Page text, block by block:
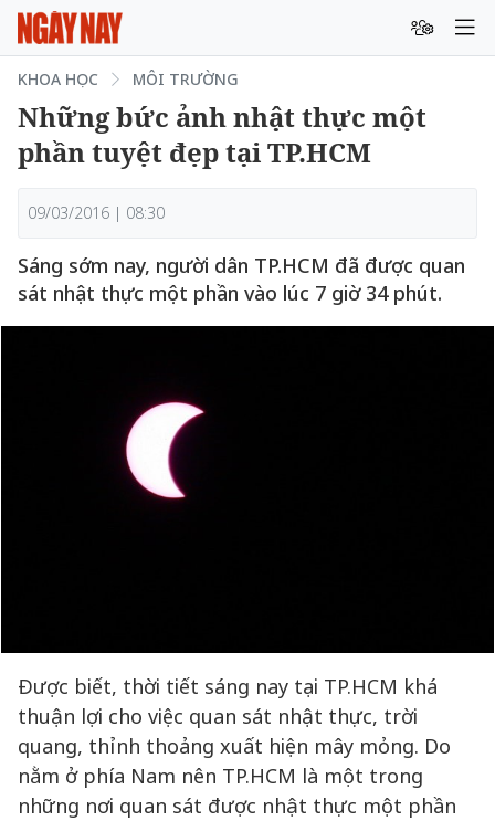
KHOA HỌC MÔI TRƯỜNG
Những bức ảnh nhật thực một
phần tuyệt đẹp tại TP.HCM
09/03/2016 | 08:30
Sáng sớm nay, người dân TP.HCM đã được quan
sát nhật thực một phần vào lúc 7 giờ 34 phút.
Được biết, thời tiết sáng nay tại TP.HCM khá
thuận lợi cho việc quan sát nhật thực, trời
quang, thỉnh thoảng xuất hiện mây mỏng. Do
nằm ở phía Nam nên TP.HCM là một trong
những nơi quan sát được nhật thực một phần